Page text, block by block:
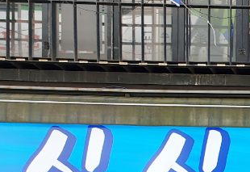
모래내떡집
식품
032-421-1000
구월로276번길 6